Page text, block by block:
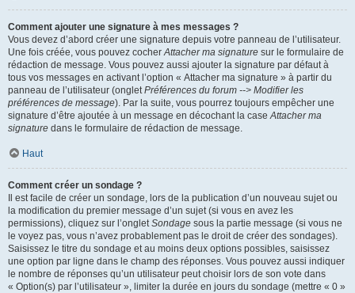
Comment ajouter une signature à mes messages ?
Vous devez d’abord créer une signature depuis votre panneau de l’utilisateur.
Une fois créée, vous pouvez cocherAttacher ma signature sur le formulaire de
rédaction de message. Vous pouvez aussi ajouter la signature par défaut à
tous vos messages en activant l’option « Attacher ma signature » à partir du
panneau de l’utilisateur (ongletPréférences du forum --> Modifier les
préférences de message). Par la suite, vous pourrez toujours empêcher une
signature d’être ajoutée à un message en décochant la caseAttacher ma
signature dans le formulaire de rédaction de message.
Haut
Comment créer un sondage ?
Il est facile de créer un sondage, lors de la publication d’un nouveau sujet ou
la modification du premier message d’un sujet (si vous en avez les
permissions), cliquez sur l’ongletSondage sous la partie message (si vous ne
le voyez pas, vous n’avez probablement pas le droit de créer des sondages).
Saisissez le titre du sondage et au moins deux options possibles, saisissez
une option par ligne dans le champ des réponses. Vous pouvez aussi indiquer
le nombre de réponses qu’un utilisateur peut choisir lors de son vote dans
« Option(s) par l’utilisateur », limiter la durée en jours du sondage (mettre « 0 »